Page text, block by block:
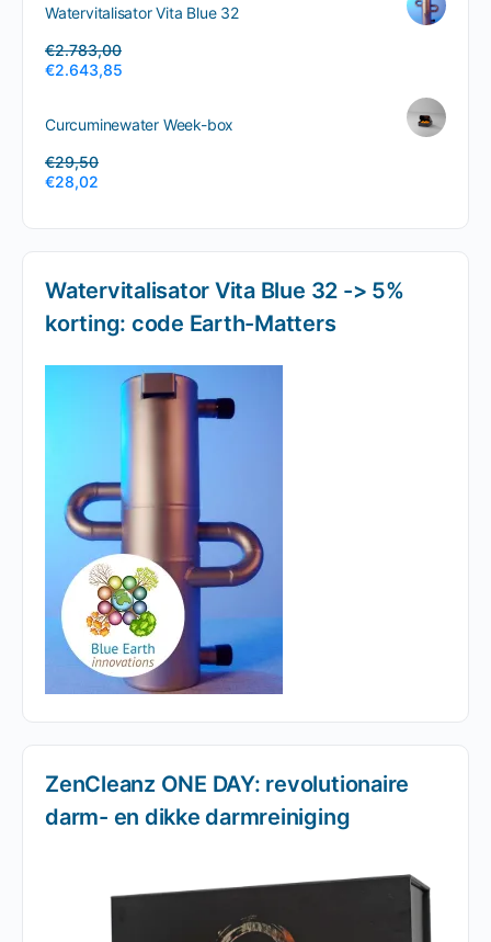
Watervitalisator Vita Blue 32
€2.783,00
€2.643,85
Curcuminewater Week-box
€29,50
€28,02
Watervitalisator Vita Blue 32 -> 5%
korting: code Earth-Matters
ZenCleanz ONE DAY: revolutionaire
darm- en dikke darmreiniging